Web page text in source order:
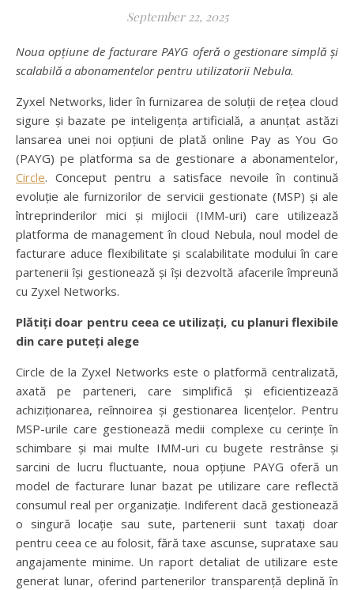
September 22, 2025
Noua opțiune de facturare PAYG oferă o gestionare simplă și
scalabilă a abonamentelor pentru utilizatorii Nebula.
Zyxel Networks, lider în furnizarea de soluții de rețea cloud
sigure și bazate pe inteligența artificială, a anunțat astăzi
lansarea unei noi opțiuni de plată online Pay as You Go
(PAYG) pe platforma sa de gestionare a abonamentelor,
Circle. Conceput pentru a satisface nevoile în continuă
evoluție ale furnizorilor de servicii gestionate (MSP) și ale
întreprinderilor mici și mijlocii (IMM-uri) care utilizează
platforma de management în cloud Nebula, noul model de
facturare aduce flexibilitate și scalabilitate modului în care
partenerii își gestionează și își dezvoltă afacerile împreună
cu Zyxel Networks.
Plătiți doar pentru ceea ce utilizați, cu planuri flexibile
din care puteți alege
Circle de la Zyxel Networks este o platformă centralizată,
axată pe parteneri, care simplifică și eficientizează
achiziționarea, reînnoirea și gestionarea licențelor. Pentru
MSP-urile care gestionează medii complexe cu cerințe în
schimbare și mai multe IMM-uri cu bugete restrânse și
sarcini de lucru fluctuante, noua opțiune PAYG oferă un
model de facturare lunar bazat pe utilizare care reflectă
consumul real per organizație. Indiferent dacă gestionează
o singură locație sau sute, partenerii sunt taxați doar
pentru ceea ce au folosit, fără taxe ascunse, suprataxe sau
angajamente minime. Un raport detaliat de utilizare este
generat lunar, oferind partenerilor transparență deplină în